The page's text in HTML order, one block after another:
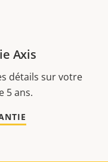
Axis
détails sur votre
5 ans.